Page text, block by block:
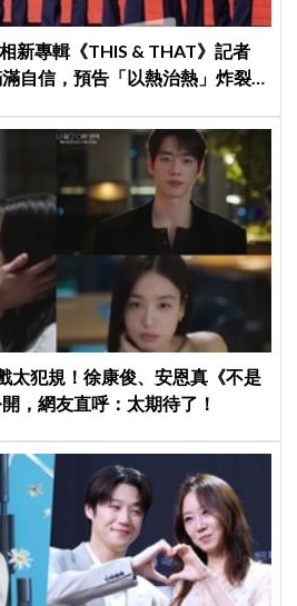
新專輯《THIS & THAT》記者
自信，預告「以熱治熱」炸裂夏
太犯規！徐康俊、安恩真《不是
，網友直呼：太期待了！